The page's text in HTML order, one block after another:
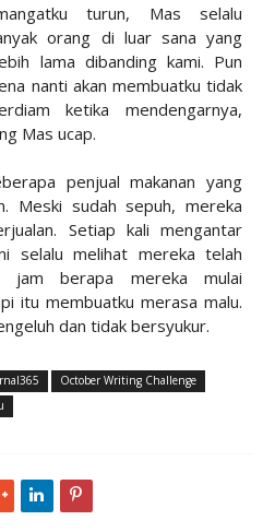
turun, Mas selalu
orang di luar sana yang
lama dibanding kami. Pun
nanti akan membuatku tidak
ketika mendengarnya,
Mas ucap.
penjual makanan yang
Meski sudah sepuh, mereka
Setiap kali mengantar
selalu melihat mereka telah
jam berapa mereka mulai
itu membuatku merasa malu.
dan tidak bersyukur.
October Writing Challenge